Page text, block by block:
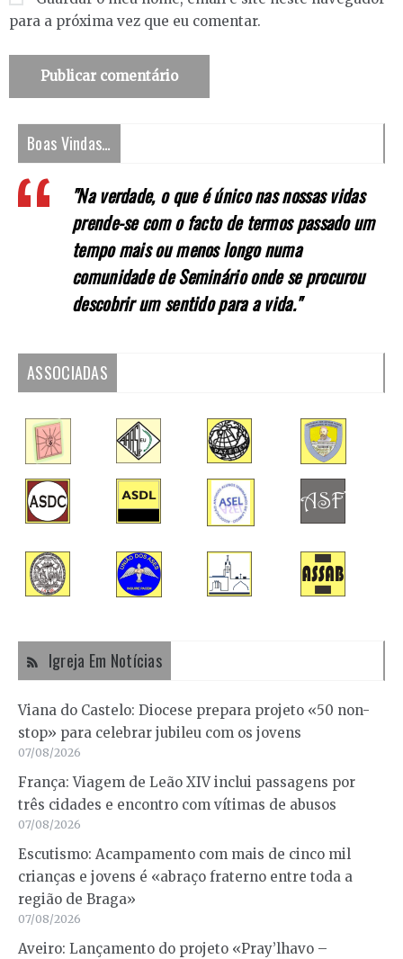
para a próxima vez que eu comentar.
Boas Vindas…
"Na verdade, o que é único nas nossas vidas
prende-se com o facto de termos passado um
tempo mais ou menos longo numa
comunidade de Seminário onde se procurou
descobrir um sentido para a vida."
ASSOCIADAS
Igreja Em Notícias
Viana do Castelo: Diocese prepara projeto «50 non-
stop» para celebrar jubileu com os jovens
07/08/2026
França: Viagem de Leão XIV inclui passagens por
três cidades e encontro com vítimas de abusos
07/08/2026
Escutismo: Acampamento com mais de cinco mil
crianças e jovens é «abraço fraterno entre toda a
região de Braga»
07/08/2026
Aveiro: Lançamento do projeto «Pray’lhavo –